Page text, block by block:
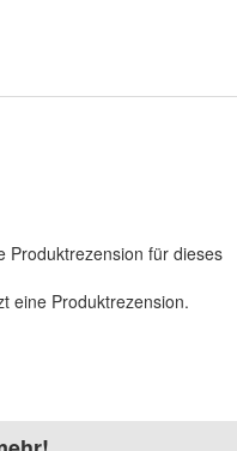
Produktrezension für dieses
eine Produktrezension.